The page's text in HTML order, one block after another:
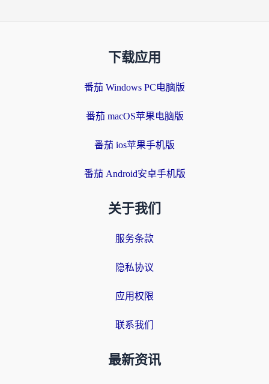
下载应用
番茄 Windows PC电脑版
番茄 macOS苹果电脑版
番茄 ios苹果手机版
番茄 Android安卓手机版
关于我们
服务条款
隐私协议
应用权限
联系我们
最新资讯